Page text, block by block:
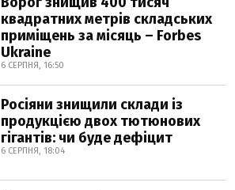
квадратних метрів складських
приміщень за місяць – Forbes
Ukraine
6 СЕРПНЯ, 16:50
Росіяни знищили склади із
продукцією двох тютюнових
гігантів: чи буде дефіцит
6 СЕРПНЯ, 18:04